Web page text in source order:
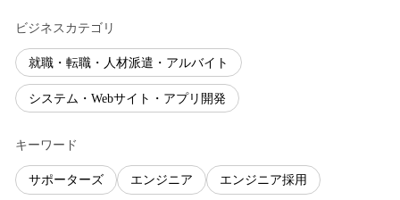
ビジネスカテゴリ
就職・転職・人材派遣・アルバイト
システム・Webサイト・アプリ開発
キーワード
サポーターズ エンジニア エンジニア採用